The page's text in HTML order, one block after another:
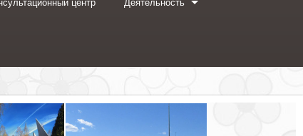
центр Деятельность